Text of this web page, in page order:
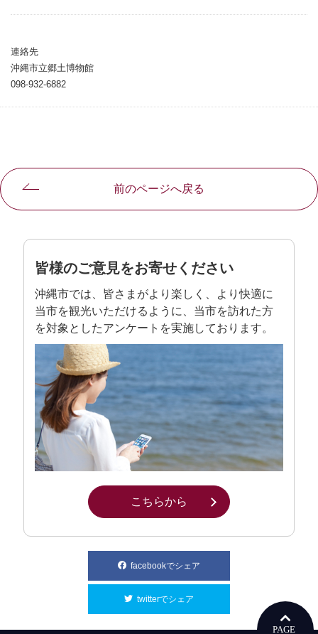
連絡先
沖縄市立郷土博物館
098-932-6882
前のページへ戻る
皆様のご意見をお寄せください
沖縄市では、皆さまがより楽しく、より快適に
当市を観光いただけるように、当市を訪れた方
を対象としたアンケートを実施しております。
こちらから 別ウィンドウで開きます
facebookでシェア
twitterでシェア 別ウィンドウで開きます